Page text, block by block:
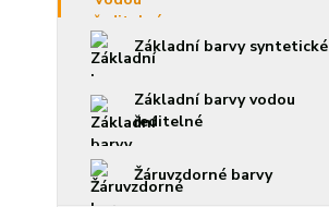
Základní barvy syntetické
Základní barvy vodou
ředitelné
Žáruvzdorné barvy